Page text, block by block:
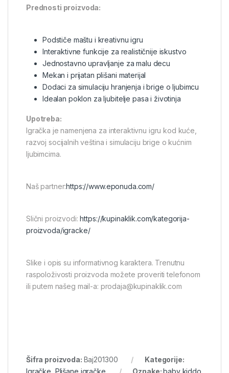
Prednosti proizvoda:
Podstiče maštu i kreativnu igru
Interaktivne funkcije za realističnije iskustvo
Jednostavno upravljanje za malu decu
Mekan i prijatan plišani materijal
Dodaci za simulaciju hranjenja i brige o ljubimcu
Idealan poklon za ljubitelje pasa i životinja
Upotreba:
Igračka je namenjena za interaktivnu igru kod kuće,
razvoj socijalnih veština i simulaciju brige o kućnim
ljubimcima.
Naš partner:https://www.eponuda.com/
Slični proizvodi:https://kupinaklik.com/kategorija-
proizvoda/igracke/
Slike i opis su informativnog karaktera. Trenutnu
raspoloživosti proizvoda možete proveriti telefonom
ili putem našeg mail-a: prodaja@kupinaklik.com
Šifra proizvoda: Baj201300
Kategorije: